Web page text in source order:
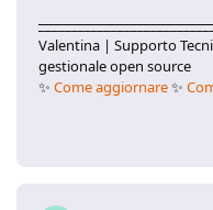
Valentina | Supporto
gestionale open source
✨ Come aggiornare✨